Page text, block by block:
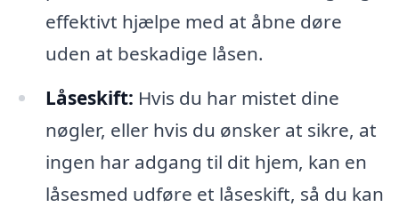
effektivt hjælpe med at åbne døre
uden at beskadige låsen.
Låseskift: Hvis du har mistet dine
nøgler, eller hvis du ønsker at sikre, at
ingen har adgang til dit hjem, kan en
låsesmed udføre et låseskift, så du kan